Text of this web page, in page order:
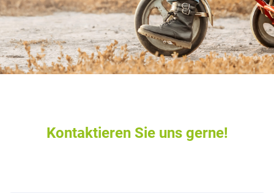
Kontaktieren Sie uns gerne!